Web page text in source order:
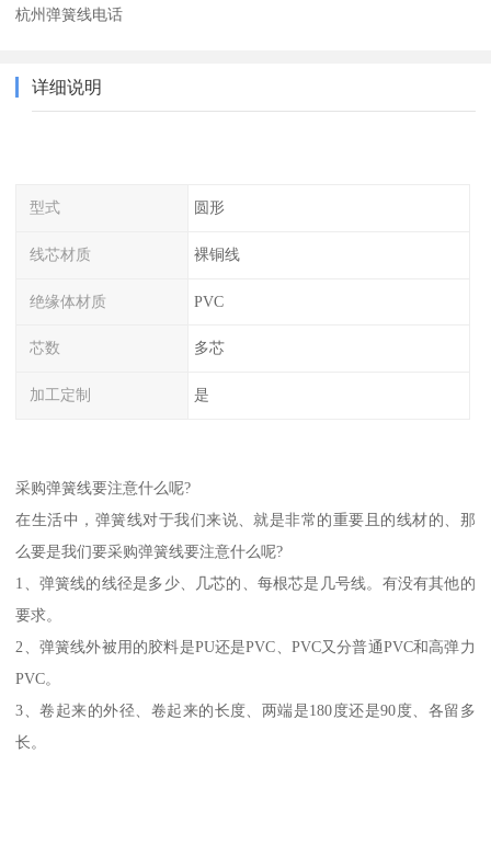
杭州弹簧线电话
详细说明
型式 圆形
线芯材质 裸铜线
绝缘体材质 PVC
芯数 多芯
加工定制 是
采购弹簧线要注意什么呢?
在生活中，弹簧线对于我们来说、就是非常的重要且的线材的、那
么要是我们要采购弹簧线要注意什么呢?
1、弹簧线的线径是多少、几芯的、每根芯是几号线。有没有其他的
要求。
2、弹簧线外被用的胶料是PU还是PVC、PVC又分普通PVC和高弹力
PVC。
3、卷起来的外径、卷起来的长度、两端是180度还是90度、各留多
长。